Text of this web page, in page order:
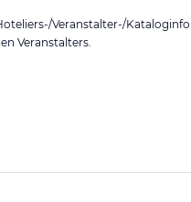
Veranstalter-/
Veranstalters.